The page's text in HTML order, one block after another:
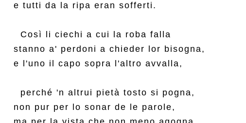
e tutti da la ripa eran sofferti.
  Così li ciechi a cui la roba falla
stanno a' perdoni a chieder lor bisogna,
e l'uno il capo sopra l'altro avvalla,
  perché 'n altrui pietà tosto si pogna,
non pur per lo sonar de le parole,